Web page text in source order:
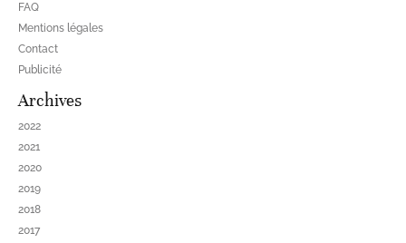
FAQ
Mentions légales
Contact
Publicité
Archives
2022
2021
2020
2019
2018
2017